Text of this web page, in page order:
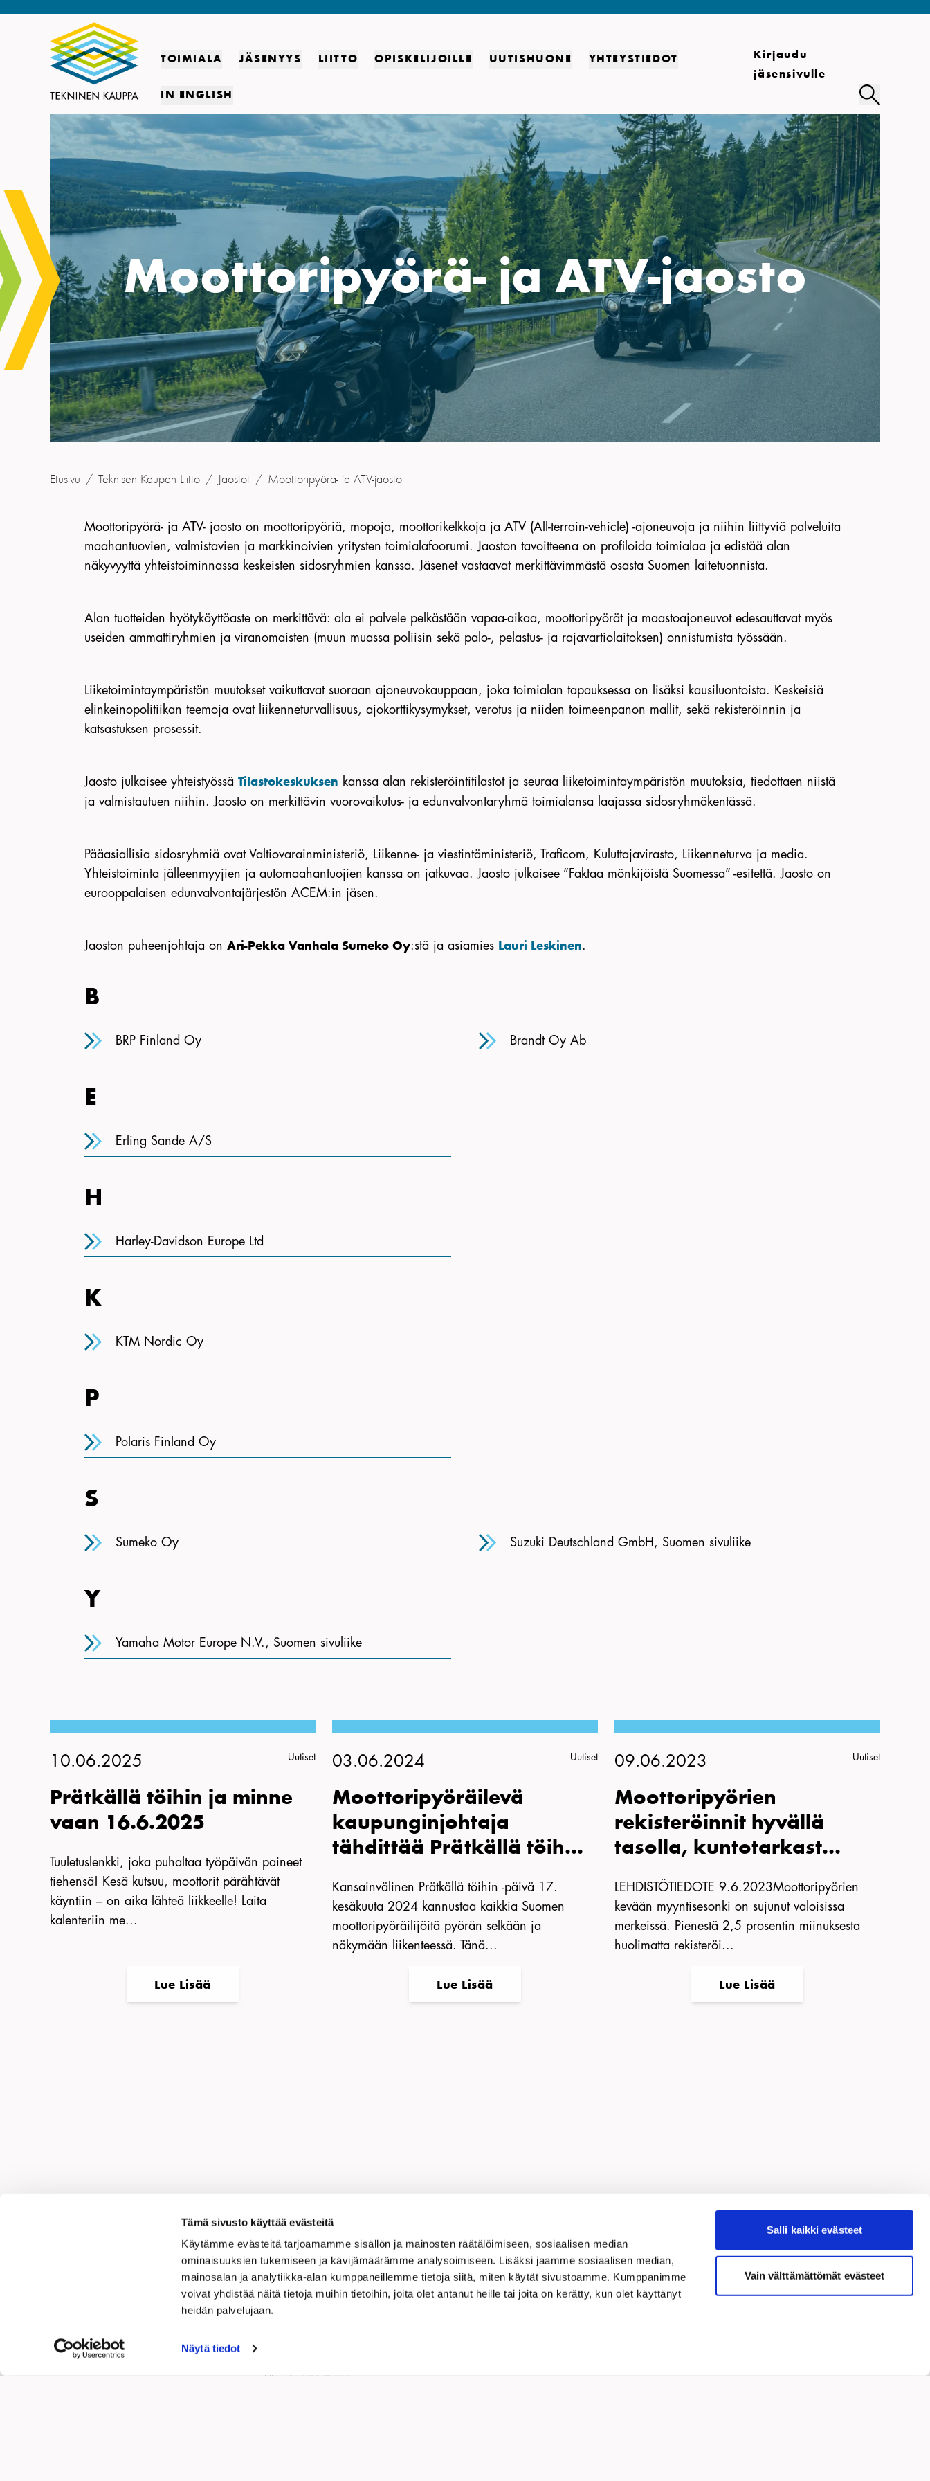
Tämä sivusto käyttää evästeitä
Käytämme evästeitä tarjoamamme sisällön ja mainosten räätälöimiseen, sosiaalisen median
ominaisuuksien tukemiseen ja kävijämäärämme analysoimiseen. Lisäksi jaamme sosiaalisen median,
mainosalan ja analytiikka-alan kumppaneillemme tietoja siitä, miten käytät sivustoamme. Kumppanimme
voivat yhdistää näitä tietoja muihin tietoihin, joita olet antanut heille tai joita on kerätty, kun olet käyttänyt
heidän palvelujaan.
Näytä tiedot
Salli kaikki evästeet
Vain välttämättömät evästeet
TOIMIALA JÄSENYYS LIITTO OPISKELIJOILLE UUTISHUONE YHTEYSTIEDOT
IN ENGLISH
Kirjaudu
jäsensivulle
Moottoripyörä- ja ATV-jaosto
Etusivu / Teknisen Kaupan Liitto / Jaostot / Moottoripyörä- ja ATV-jaosto
Moottoripyörä- ja ATV- jaosto on moottoripyöriä, mopoja, moottorikelkkoja ja ATV (All-terrain-vehicle) -ajoneuvoja ja niihin liittyviä palveluita
maahantuovien, valmistavien ja markkinoivien yritysten toimialafoorumi. Jaoston tavoitteena on profiloida toimialaa ja edistää alan
näkyvyyttä yhteistoiminnassa keskeisten sidosryhmien kanssa. Jäsenet vastaavat merkittävimmästä osasta Suomen laitetuonnista.
Alan tuotteiden hyötykäyttöaste on merkittävä: ala ei palvele pelkästään vapaa-aikaa, moottoripyörät ja maastoajoneuvot edesauttavat myös
useiden ammattiryhmien ja viranomaisten (muun muassa poliisin sekä palo-, pelastus- ja rajavartiolaitoksen) onnistumista työssään.
Liiketoimintaympäristön muutokset vaikuttavat suoraan ajoneuvokauppaan, joka toimialan tapauksessa on lisäksi kausiluontoista. Keskeisiä
elinkeinopolitiikan teemoja ovat liikenneturvallisuus, ajokorttikysymykset, verotus ja niiden toimeenpanon mallit, sekä rekisteröinnin ja
katsastuksen prosessit.
Jaosto julkaisee yhteistyössä Tilastokeskuksen kanssa alan rekisteröintitilastot ja seuraa liiketoimintaympäristön muutoksia, tiedottaen niistä
ja valmistautuen niihin. Jaosto on merkittävin vuorovaikutus- ja edunvalvontaryhmä toimialansa laajassa sidosryhmäkentässä.
Pääasiallisia sidosryhmiä ovat Valtiovarainministeriö, Liikenne- ja viestintäministeriö, Traficom, Kuluttajavirasto, Liikenneturva ja media.
Yhteistoiminta jälleenmyyjien ja automaahantuojien kanssa on jatkuvaa. Jaosto julkaisee ”Faktaa mönkijöistä Suomessa” -esitettä. Jaosto on
eurooppalaisen edunvalvontajärjestön ACEM:in jäsen.
Jaoston puheenjohtaja on Ari-Pekka Vanhala Sumeko Oy:stä ja asiamies Lauri Leskinen.
B
BRP Finland Oy Brandt Oy Ab
E
Erling Sande A/S
H
Harley-Davidson Europe Ltd
K
KTM Nordic Oy
P
Polaris Finland Oy
S
Sumeko Oy Suzuki Deutschland GmbH, Suomen sivuliike
Y
Yamaha Motor Europe N.V., Suomen sivuliike
10.06.2025 Uutiset
Prätkällä töihin ja minne
vaan 16.6.2025
Tuuletuslenkki, joka puhaltaa työpäivän paineet
tiehensä! Kesä kutsuu, moottorit pärähtävät
käyntiin – on aika lähteä liikkeelle! Laita
kalenteriin me...
Lue Lisää
03.06.2024 Uutiset
Moottoripyöräilevä
kaupunginjohtaja
tähdittää Prätkällä töih...
Kansainvälinen Prätkällä töihin -päivä 17.
kesäkuuta 2024 kannustaa kaikkia Suomen
moottoripyöräilijöitä pyörän selkään ja
näkymään liikenteessä. Tänä...
Lue Lisää
09.06.2023 Uutiset
Moottoripyörien
rekisteröinnit hyvällä
tasolla, kuntotarkast...
LEHDISTÖTIEDOTE 9.6.2023Moottoripyörien
kevään myyntisesonki on sujunut valoisissa
merkeissä. Pienestä 2,5 prosentin miinuksesta
huolimatta rekisteröi...
Lue Lisää
Teknisen Kaupan Liitto ry
00130 HELSINKI